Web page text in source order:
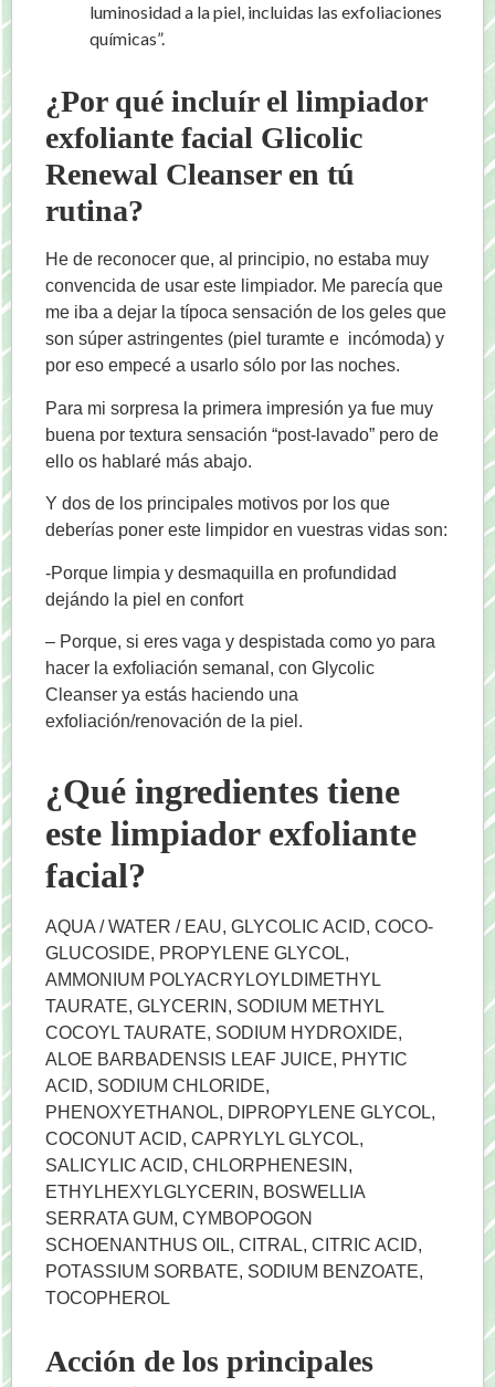
luminosidad a la piel, incluidas las exfoliaciones
químicas”.
¿Por qué incluír el limpiador
exfoliante facial Glicolic
Renewal Cleanser en tú
rutina?
He de reconocer que, al principio, no estaba muy
convencida de usar este limpiador. Me parecía que
me iba a dejar la típoca sensación de los geles que
son súper astringentes (piel turamte e incómoda) y
por eso empecé a usarlo sólo por las noches.
Para mi sorpresa la primera impresión ya fue muy
buena por textura sensación “post-lavado” pero de
ello os hablaré más abajo.
Y dos de los principales motivos por los que
deberías poner este limpidor en vuestras vidas son:
-Porque limpia y desmaquilla en profundidad
dejándo la piel en confort
– Porque, si eres vaga y despistada como yo para
hacer la exfoliación semanal, con Glycolic
Cleanser ya estás haciendo una
exfoliación/renovación de la piel.
¿Qué ingredientes tiene
este limpiador exfoliante
facial?
AQUA / WATER / EAU, GLYCOLIC ACID, COCO-
GLUCOSIDE, PROPYLENE GLYCOL,
AMMONIUM POLYACRYLOYLDIMETHYL
TAURATE, GLYCERIN, SODIUM METHYL
COCOYL TAURATE, SODIUM HYDROXIDE,
ALOE BARBADENSIS LEAF JUICE, PHYTIC
ACID, SODIUM CHLORIDE,
PHENOXYETHANOL, DIPROPYLENE GLYCOL,
COCONUT ACID, CAPRYLYL GLYCOL,
SALICYLIC ACID, CHLORPHENESIN,
ETHYLHEXYLGLYCERIN, BOSWELLIA
SERRATA GUM, CYMBOPOGON
SCHOENANTHUS OIL, CITRAL, CITRIC ACID,
POTASSIUM SORBATE, SODIUM BENZOATE,
TOCOPHEROL
Acción de los principales